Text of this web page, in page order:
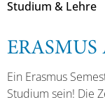
Studium & Lehre
ERASMUS
Ein Erasmus
Studium sein! Die